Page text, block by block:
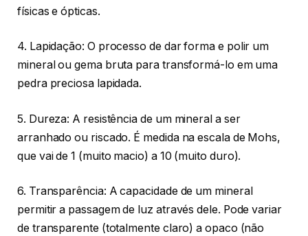
físicas e ópticas.
4. Lapidação: O processo de dar forma e polir um
mineral ou gema bruta para transformá-lo em uma
pedra preciosa lapidada.
5. Dureza: A resistência de um mineral a ser
arranhado ou riscado. É medida na escala de Mohs,
que vai de 1 (muito macio) a 10 (muito duro).
6. Transparência: A capacidade de um mineral
permitir a passagem de luz através dele. Pode variar
de transparente (totalmente claro) a opaco (não